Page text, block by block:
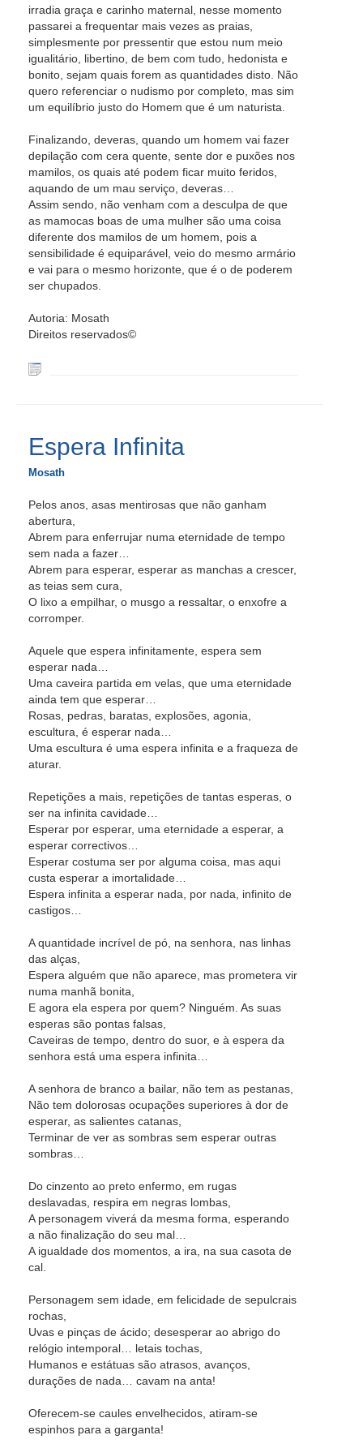
irradia graça e carinho maternal, nesse momento
passarei a frequentar mais vezes as praias,
simplesmente por pressentir que estou num meio
igualitário, libertino, de bem com tudo, hedonista e
bonito, sejam quais forem as quantidades disto. Não
quero referenciar o nudismo por completo, mas sim
um equilíbrio justo do Homem que é um naturista.
Finalizando, deveras, quando um homem vai fazer
depilação com cera quente, sente dor e puxões nos
mamilos, os quais até podem ficar muito feridos,
aquando de um mau serviço, deveras…
Assim sendo, não venham com a desculpa de que
as mamocas boas de uma mulher são uma coisa
diferente dos mamilos de um homem, pois a
sensibilidade é equiparável, veio do mesmo armário
e vai para o mesmo horizonte, que é o de poderem
ser chupados.
Autoria: Mosath
Direitos reservados©
Espera Infinita
Mosath
Pelos anos, asas mentirosas que não ganham
abertura,
Abrem para enferrujar numa eternidade de tempo
sem nada a fazer…
Abrem para esperar, esperar as manchas a crescer,
as teias sem cura,
O lixo a empilhar, o musgo a ressaltar, o enxofre a
corromper.
Aquele que espera infinitamente, espera sem
esperar nada…
Uma caveira partida em velas, que uma eternidade
ainda tem que esperar…
Rosas, pedras, baratas, explosões, agonia,
escultura, é esperar nada…
Uma escultura é uma espera infinita e a fraqueza de
aturar.
Repetições a mais, repetições de tantas esperas, o
ser na infinita cavidade…
Esperar por esperar, uma eternidade a esperar, a
esperar correctivos…
Esperar costuma ser por alguma coisa, mas aqui
custa esperar a imortalidade…
Espera infinita a esperar nada, por nada, infinito de
castigos…
A quantidade incrível de pó, na senhora, nas linhas
das alças,
Espera alguém que não aparece, mas prometera vir
numa manhã bonita,
E agora ela espera por quem? Ninguém. As suas
esperas são pontas falsas,
Caveiras de tempo, dentro do suor, e à espera da
senhora está uma espera infinita…
A senhora de branco a bailar, não tem as pestanas,
Não tem dolorosas ocupações superiores à dor de
esperar, as salientes catanas,
Terminar de ver as sombras sem esperar outras
sombras…
Do cinzento ao preto enfermo, em rugas
deslavadas, respira em negras lombas,
A personagem viverá da mesma forma, esperando
a não finalização do seu mal…
A igualdade dos momentos, a ira, na sua casota de
cal.
Personagem sem idade, em felicidade de sepulcrais
rochas,
Uvas e pinças de ácido; desesperar ao abrigo do
relógio intemporal… letais tochas,
Humanos e estátuas são atrasos, avanços,
durações de nada… cavam na anta!
Oferecem-se caules envelhecidos, atiram-se
espinhos para a garganta!